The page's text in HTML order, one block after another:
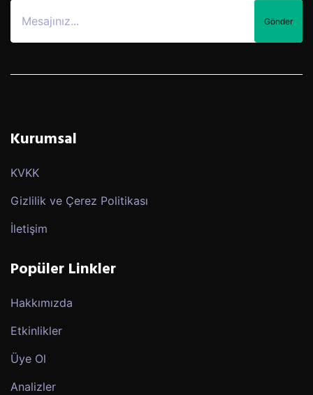
Gönder
Kurumsal
KVKK
Gizlilik ve Çerez Politikası
İletişim
Popüler Linkler
Hakkımızda
Etkinlikler
Üye Ol
Analizler